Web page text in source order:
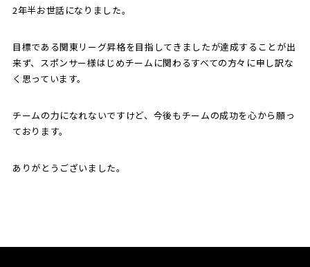
2年半お世話になりました。
目標である関東リーグ昇格を目指してきましたが達成することが出
来ず、スポンサー様はじめチームに関わるすべての方々に申し訳な
く思っています。
チームの力になれないですけど、今後もチームの成功を心から願っ
ております。
ありがとうございました。